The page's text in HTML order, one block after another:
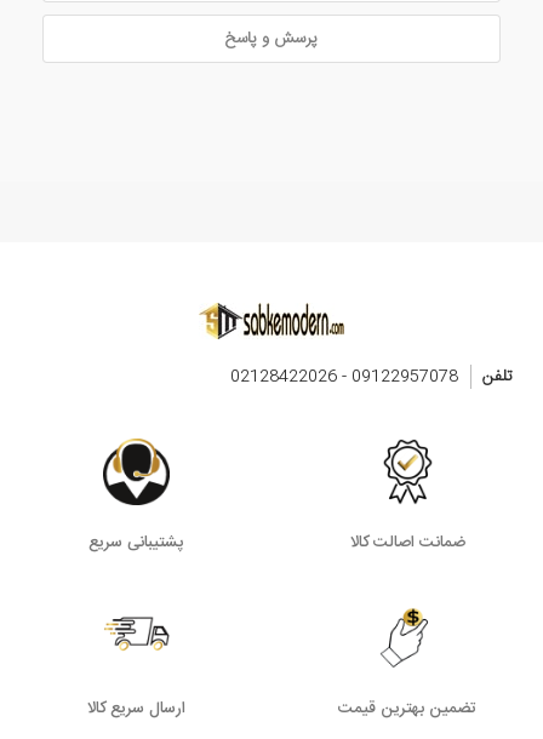
پرسش و پاسخ
تلفن 09122957078 - 02128422026
ضمانت اصالت کالا پشتیبانی سریع
تضمین بهترین قیمت ارسال سریع کالا